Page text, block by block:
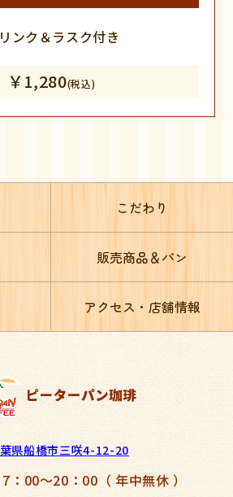
ンク＆ラスク付き
￥1,280(税込)
こだわり
販売商品＆パン
アクセス・店舗情報
県船橋市三咲4-12-20
7：00～20：00（ 年中無休 ）